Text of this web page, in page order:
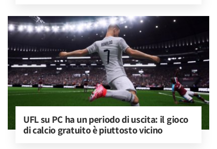
UFL su PC ha un periodo di uscita: il gioco
di calcio gratuito è piuttosto vicino